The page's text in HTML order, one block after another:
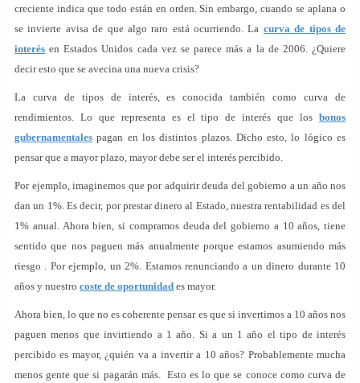
creciente indica que todo están en orden. Sin embargo, cuando se aplana o
se invierte avisa de que algo raro está ocurriendo. La curva de tipos de
interés en Estados Unidos cada vez se parece más a la de 2006. ¿Quiere
decir esto que se avecina una nueva crisis?
La curva de tipos de interés, es conocida también como curva de
rendimientos. Lo que representa es el tipo de interés que los bonos
gubernamentales pagan en los distintos plazos. Dicho esto, lo lógico es
pensar que a mayor plazo, mayor debe ser el interés percibido.
Por ejemplo, imaginemos que por adquirir deuda del gobierno a un año nos
dan un 1%. Es decir, por prestar dinero al Estado, nuestra rentabilidad es del
1% anual. Ahora bien, si compramos deuda del gobierno a 10 años, tiene
sentido que nos paguen más anualmente porque estamos asumiendo más
riesgo . Por ejemplo, un 2%. Estamos renunciando a un dinero durante 10
años y nuestro coste de oportunidad es mayor.
Ahora bien, lo que no es coherente pensar es que si invertimos a 10 años nos
paguen menos que invirtiendo a 1 año. Si a un 1 año el tipo de interés
percibido es mayor, ¿quién va a invertir a 10 años? Probablemente mucha
menos gente que si pagarán más. Esto es lo que se conoce como curva de